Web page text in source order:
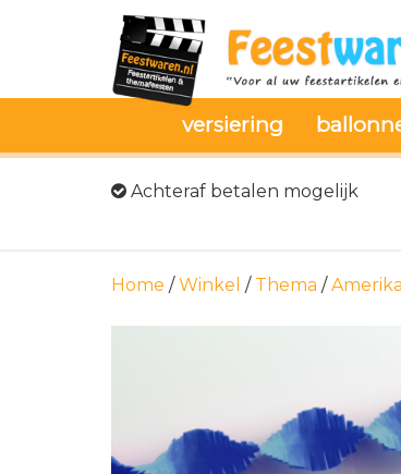
versiering
Achteraf betalen mogelijk
Home /Winkel / Thema /